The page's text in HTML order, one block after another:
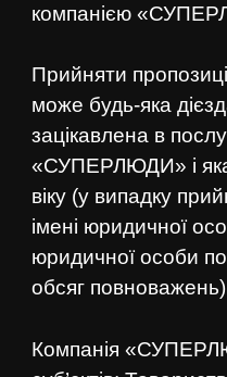
компанією
Прийняти
може будь-яка
зацікавлена в
«СУПЕРЛЮДИ» і яка
віку (у випадку
імені юридичної
юридичної особи
обсяг
Компанія